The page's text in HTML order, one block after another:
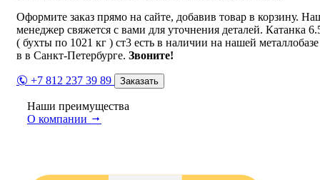
Оформите заказ прямо на сайте, добавив товар в корзину.
менеджер свяжется с вами для уточнения деталей. Катанка
( бухты по 1021 кг ) ст3 есть в наличии на нашей металлобазе
в в Санкт-Петербурге. Звоните!
+7 812 237 39 89 Заказать
Наши преимущества
О компании